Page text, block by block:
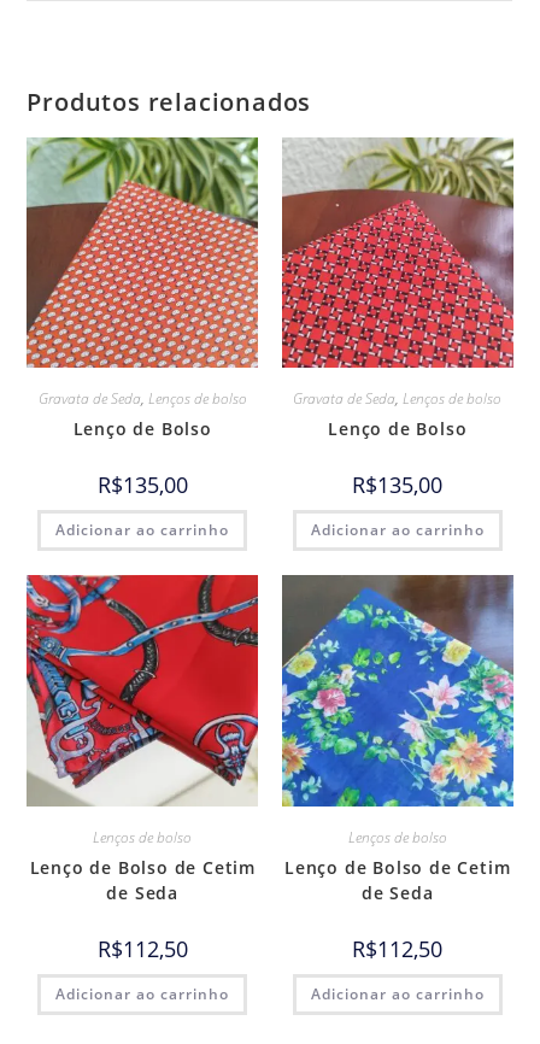
Produtos relacionados
Gravata de Seda, Lenços de bolso
Lenço de Bolso
R$135,00
Adicionar ao carrinho
Gravata de Seda,Lenços de bolso
Lenço de Bolso
R$135,00
Adicionar ao carrinho
Lenços de bolso
Lenço de Bolso de Cetim
de Seda
R$112,50
Adicionar ao carrinho
Lenços de bolso
Lenço de Bolso de Cetim
de Seda
R$112,50
Adicionar ao carrinho